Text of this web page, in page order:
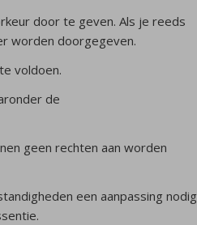
door te geven. Als je reeds
worden doorgegeven.
voldoen.
de
geen rechten aan worden
een aanpassing nodig